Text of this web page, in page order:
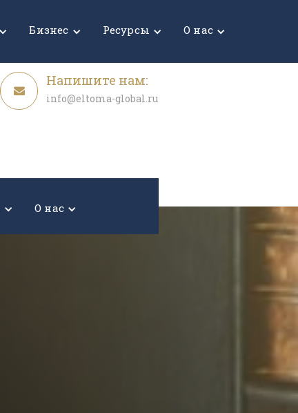
Бизнес Ресурсы О нас
Напишите нам:
info@eltoma-global.ru
О нас